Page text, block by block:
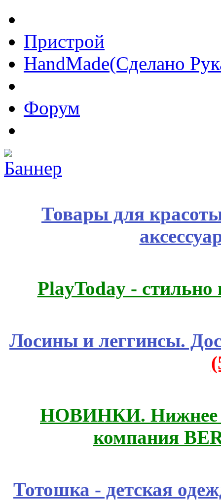
Пристрой
HandMade(Сделано
Форум
Товары для
PlayToday -
Лосины и леггинсы.
НОВИНКИ. Нижнее
компания
Тотошка - детская